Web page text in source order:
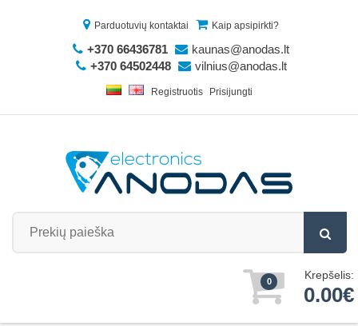
Parduotuvių kontaktai Kaip apsipirkti?
+370 66436781
kaunas@anodas.lt
+370 64502448
vilnius@anodas.lt
Registruotis Prisijungti
0 Krepšelis:
0.00€